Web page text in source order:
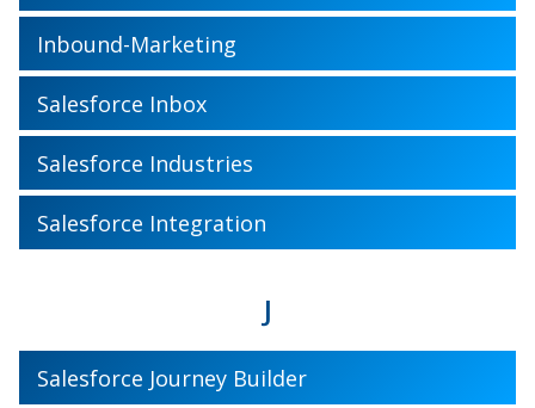
Inbound-Marketing
Salesforce Inbox
Salesforce Industries
Salesforce Integration
J
Salesforce Journey Builder